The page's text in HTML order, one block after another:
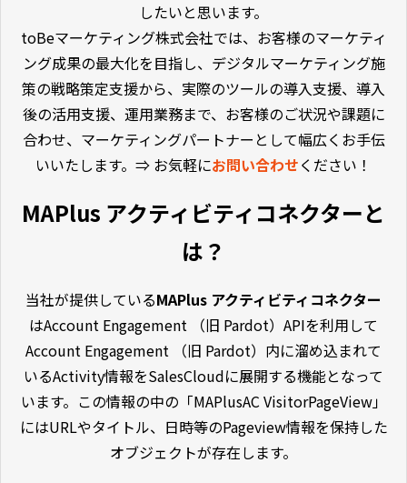
したいと思います。
toBeマーケティング株式会社では、お客様のマーケティ
ング成果の最大化を目指し、デジタルマーケティング施
策の戦略策定支援から、実際のツールの導入支援、導入
後の活用支援、運用業務まで、お客様のご状況や課題に
合わせ、マーケティングパートナーとして幅広くお手伝
いいたします。⇒ お気軽にお問い合わせください！
MAPlus アクティビティコネクターと
は？
当社が提供しているMAPlus アクティビティコネクター
はAccount Engagement （旧 Pardot）APIを利用して
Account Engagement （旧 Pardot）内に溜め込まれて
いるActivity情報をSalesCloudに展開する機能となって
います。この情報の中の「MAPlusAC VisitorPageView」
にはURLやタイトル、日時等のPageview情報を保持した
オブジェクトが存在します。